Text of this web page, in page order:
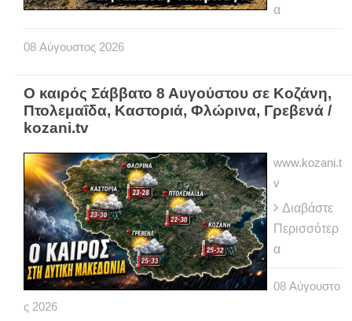
α
08 Αύγουστος 2026
Ο καιρός Σάββατο 8 Αυγούστου σε Κοζάνη,
Πτολεμαΐδα, Καστοριά, Φλώρινα, Γρεβενά /
kozani.tv
www.kozani.t
v
Διαβάστε
Περισσότερ
α
08 Αύγουστο
ς 2026